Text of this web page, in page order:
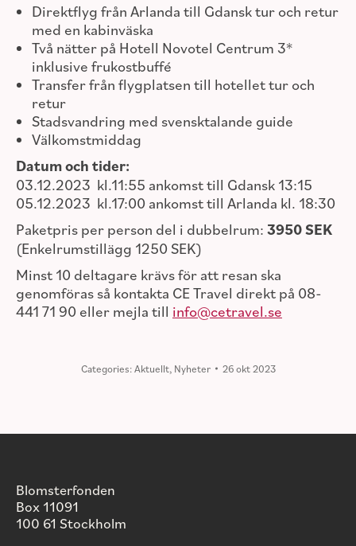
Direktflyg från Arlanda till Gdansk tur och retur
med en kabinväska
Två nätter på Hotell Novotel Centrum 3*
inklusive frukostbuffé
Transfer från flygplatsen till hotellet tur och
retur
Stadsvandring med svensktalande guide
Välkomstmiddag
Datum och tider:
03.12.2023 kl.11:55 ankomst till Gdansk 13:15
05.12.2023 kl.17:00 ankomst till Arlanda kl. 18:30
Paketpris per person del i dubbelrum: 3950 SEK
(Enkelrumstillägg 1250 SEK)
Minst 10 deltagare krävs för att resan ska
genomföras så kontakta CE Travel direkt på 08-
441 71 90 eller mejla till info@cetravel.se
Categories:Aktuellt, Nyheter 26 okt 2023
Blomsterfonden
Box 11091
100 61 Stockholm